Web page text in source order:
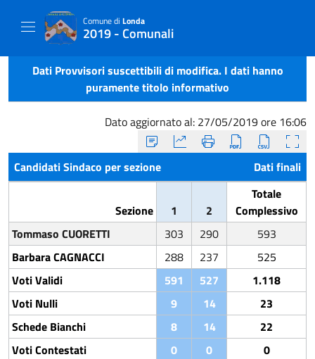
Comune di Londa
2019 - Comunali
Dati Provvisori suscettibili di modifica. I dati hanno
puramente titolo informativo
Dato aggiornato al: 27/05/2019 ore 16:06
Candidati Sindaco per sezione Dati finali
Sezione 1 2
Totale
Complessivo
Tommaso CUORETTI
303 290
593
Barbara CAGNACCI
288 237
525
Voti Validi
591 527
1.118
Voti Nulli
9 14
23
Schede Bianchi
8 14
22
Voti Contestati
0 0
0